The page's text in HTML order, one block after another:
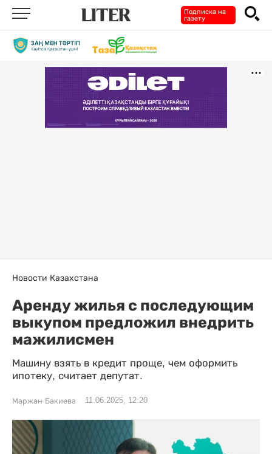
Подписка на
газету
Новости Казахстана
Аренду жилья с последующим
выкупом предложил внедрить
мажилисмен
Машину взять в кредит проще, чем оформить
ипотеку, считает депутат.
Маржан Бакиева 11.06.2025, 12:20